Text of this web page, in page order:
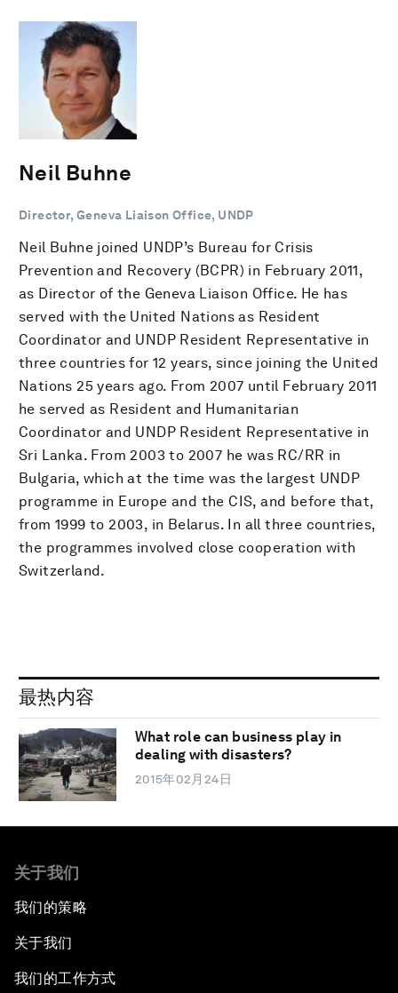
Neil Buhne
Director, Geneva Liaison Office, UNDP
Neil Buhne joined UNDP’s Bureau for Crisis
Prevention and Recovery (BCPR) in February 2011,
as Director of the Geneva Liaison Office. He has
served with the United Nations as Resident
Coordinator and UNDP Resident Representative in
three countries for 12 years, since joining the United
Nations 25 years ago. From 2007 until February 2011
he served as Resident and Humanitarian
Coordinator and UNDP Resident Representative in
Sri Lanka. From 2003 to 2007 he was RC/RR in
Bulgaria, which at the time was the largest UNDP
programme in Europe and the CIS, and before that,
from 1999 to 2003, in Belarus. In all three countries,
the programmes involved close cooperation with
Switzerland.
最热内容
What role can business play in
dealing with disasters?
2015年02月24日
关于我们
我们的策略
关于我们
我们的工作方式